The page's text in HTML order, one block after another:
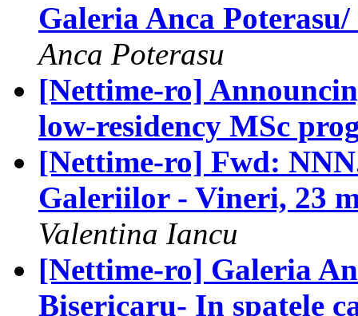
Galeria Anca
Anca Poterasu
[Nettime-ro]
low-residency MSc
[Nettime-ro] Fwd:
Galeriilor - Vineri, 23
Valentina Iancu
[Nettime-ro] Galeria
Bisericaru- In spatele